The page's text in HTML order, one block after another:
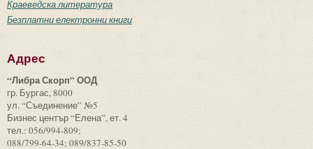
Краеведска литература
Безплатни електронни книги
Адрес
“Либра Скорп” ООД
гр. Бургас, 8000
ул. “Съединение” №5
Бизнес център “Елена”, ет. 4
тел.: 056/994-809;
088/799-64-34; 089/837-85-50